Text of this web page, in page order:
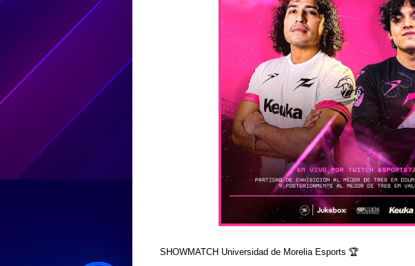
SHOWMATCH Universidad de Morelia Esports 🏆